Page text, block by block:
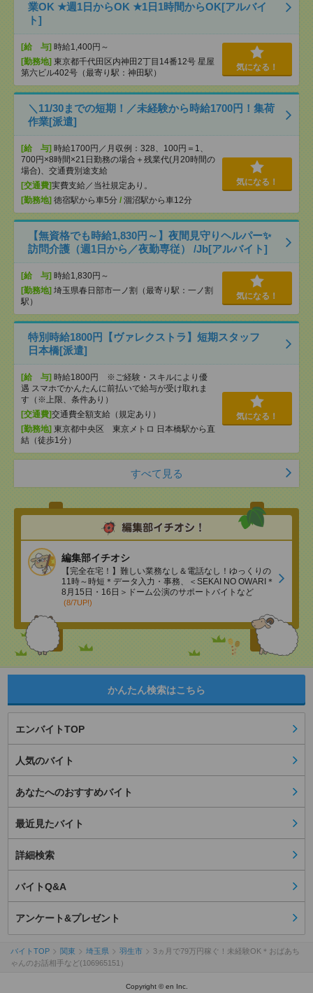
業OK ★週1日からOK ★1日1時間からOK[アルバイ
ト]
[給 与] 時給1,400円～
[勤務地] 東京都千代田区内神田2丁目14番12号 星屋
第六ビル402号（最寄り駅：神田駅）
気になる！
＼11/30までの短期！／未経験から時給1700円！集荷
作業[派遣]
[給 与] 時給1700円／月収例：328、100円＝1、
700円×8時間×21日勤務の場合＋残業代(月20時間の
場合)、交通費別途支給
[交通費]実費支給／当社規定あり。
[勤務地] 徳宿駅から車5分 / 涸沼駅から車12分
気になる！
【無資格でも時給1,830円～】夜間見守りヘルパー✨
訪問介護（週1日から／夜勤専従） /Jb[アルバイト]
[給 与] 時給1,830円～
[勤務地] 埼玉県春日部市一ノ割（最寄り駅：一ノ割
駅）
気になる！
特別時給1800円【ヴァレクストラ】短期スタッフ
日本橋[派遣]
[給 与] 時給1800円 ※ご経験・スキルにより優
遇 スマホでかんたんに前払いで給与が受け取れま
す（※上限、条件あり）
[交通費]交通費全額支給（規定あり）
[勤務地] 東京都中央区 東京メトロ 日本橋駅から直
結（徒歩1分）
気になる！
すべて見る
編集部イチオシ
【完全在宅！】難しい業務なし＆電話なし！ゆっくりの
11時～時短＊データ入力・事務、＜SEKAI NO OWARI＊
8月15日・16日＞ドーム公演のサポートバイトなど
(8/7UP!)
かんたん検索はこちら
エンバイトTOP
人気のバイト
あなたへのおすすめバイト
最近見たバイト
詳細検索
バイトQ&A
アンケート&プレゼント
バイトTOP 関東 埼玉県 羽生市
3ヵ月で79万円稼ぐ！未経験OK＊おばあち
ゃんのお話相手など(106965151）
Copyright © en Inc.